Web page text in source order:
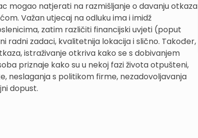
mogao natjerati na razmišljanje o davanju otkaza
Važan utjecaj na odluku ima i imidž
zatim različiti financijski uvjeti (poput
radni zadaci, kvalitetnija lokacija i slično. Također,
istraživanje otkriva kako se s dobivanjem
priznaje kako su u nekoj fazi života otpušteni,
neslaganja s politikom firme, nezadovoljavanja
dopust.